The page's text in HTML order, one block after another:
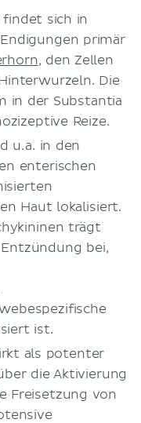
findet sich in
primär
, den Zellen
Die
in der Substantia
Reize.
u. a. in den
enterischen
Haut lokalisiert.
trägt
bei,
ist.
als potenter
die Aktivierung
Freisetzung von